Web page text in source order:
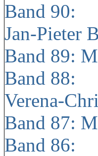
Band 90:
Jan-Pieter
Band 89:
Band 88:
Verena-
Band 87:
Band 86: